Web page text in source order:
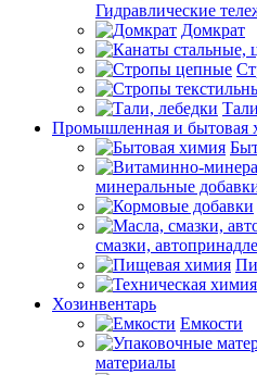
Гидравлические
Домкрат
Промышленная и бытовая
минеральные
смазки,
Хозинвентарь
Емкости
материалы